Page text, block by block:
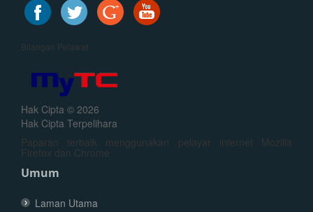
Bilangan Pelawat
Hak Cipta © 2026
Hak Cipta Terpelihara
Paparan terbaik menggunakan pelayar internet Mozilla
Firefox dan Chrome
Umum
Laman Utama